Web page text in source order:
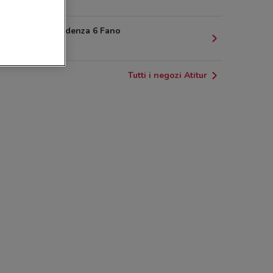
Via Indipendenza 6 Fano
Tutti i negozi Atitur